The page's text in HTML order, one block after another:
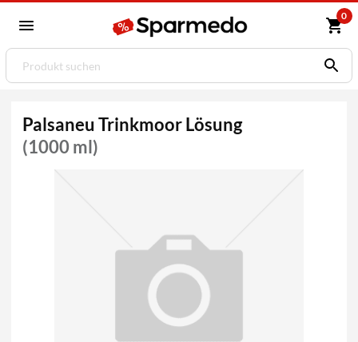
0
Palsaneu Trinkmoor Lösung
(1000 ml)